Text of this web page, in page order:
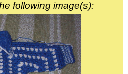
following image(s):